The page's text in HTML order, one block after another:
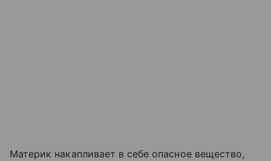
Материк накапливает в себе опасное вещество,